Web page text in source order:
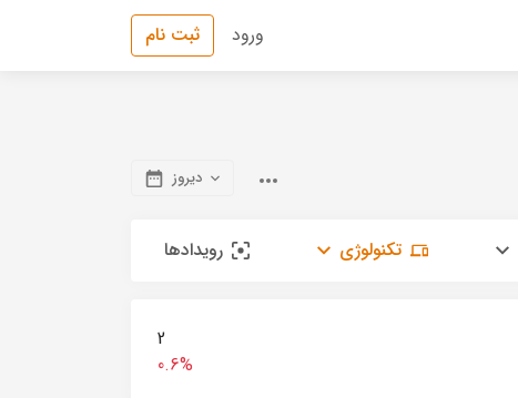
ورود ثبت نام
دیروز
تکنولوژی رویدادها
2
0.6%